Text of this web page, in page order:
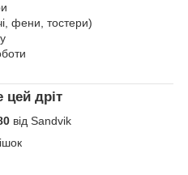
фени, тостери)
цей дріт
від Sandvik